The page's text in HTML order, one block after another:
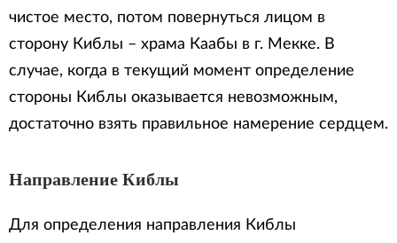
чистое место, потом повернуться лицом в
сторону Киблы – храма Каабы в г. Мекке. В
случае, когда в текущий момент определение
стороны Киблы оказывается невозможным,
достаточно взять правильное намерение сердцем.
Направление Киблы
Для определения направления Киблы